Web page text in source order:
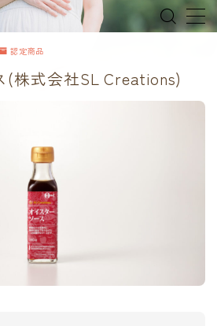
認定商品
(株式会社SL Creations)